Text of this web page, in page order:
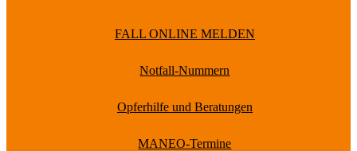
FALL ONLINE MELDEN
Notfall-Nummern
Opferhilfe und Beratungen
MANEO-Termine